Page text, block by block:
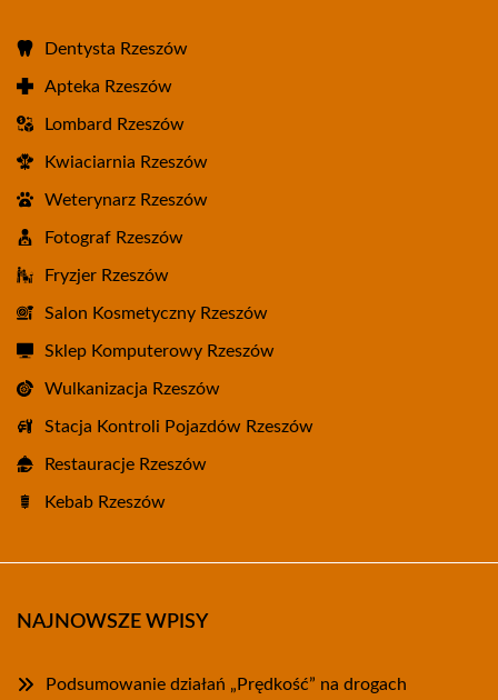
Dentysta Rzeszów
Apteka Rzeszów
Lombard Rzeszów
Kwiaciarnia Rzeszów
Weterynarz Rzeszów
Fotograf Rzeszów
Fryzjer Rzeszów
Salon Kosmetyczny Rzeszów
Sklep Komputerowy Rzeszów
Wulkanizacja Rzeszów
Stacja Kontroli Pojazdów Rzeszów
Restauracje Rzeszów
Kebab Rzeszów
NAJNOWSZE WPISY
Podsumowanie działań „Prędkość” na drogach